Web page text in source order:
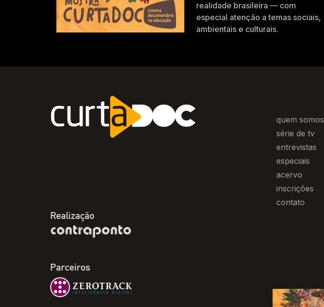
realidade brasileira — com
especial atenção a temas sociais,
ambientais e culturais.
Realização
Parceiros
quem somos
série de tv
entrevistas
especiais
acervo
inscrições
contato